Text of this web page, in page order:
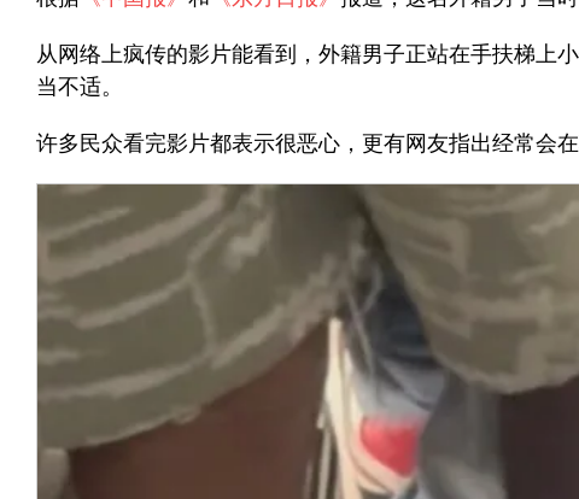
从网络上疯传的影片能看到，外籍男子正站在手扶梯上
当不适。
许多民众看完影片都表示很恶心，更有网友指出经常会